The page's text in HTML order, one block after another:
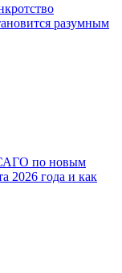
разумным
по новым
2026 года и как